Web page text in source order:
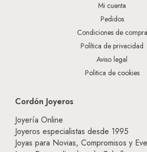
Mi cuenta
Pedidos
Condiciones de compra
Política de privacidad
Aviso legal
Politica de cookies
Cordón Joyeros
Joyería Online
Joyeros especialistas desde 1995
Joyas para Novias, Compromisos y